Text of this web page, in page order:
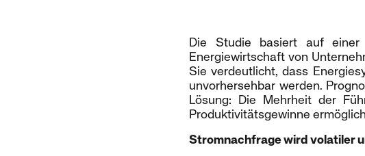
Die Studie basiert auf
Energiewirtschaft von
Sie verdeutlicht, dass
unvorhersehbar werden.
Lösung: Die Mehrheit der
Produktivitätsgewinne
Stromnachfrage wird volatiler